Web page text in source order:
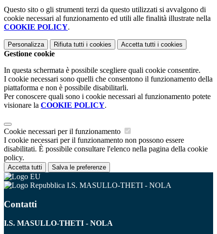
Questo sito o gli strumenti terzi da questo utilizzati si avvalgono di
cookie necessari al funzionamento ed utili alle finalità illustrate nella
COOKIE POLICY.
Personalizza Rifiuta tutti i cookies Accetta tutti i cookies
Gestione cookie
In questa schermata è possibile scegliere quali cookie consentire.
I cookie necessari sono quelli che consentono il funzionamento della
piattaforma e non è possibile disabilitarli.
Per conoscere quali sono i cookie necessari al funzionamento potete
visionare la COOKIE POLICY.
Cookie necessari per il funzionamento
I cookie necessari per il funzionamento non possono essere
disabilitati. È possibile consultare l'elenco nella pagina della cookie
policy.
Accetta tutti Salva le preferenze
I.S. MASULLO-THETI - NOLA
Contatti
I.S. MASULLO-THETI - NOLA